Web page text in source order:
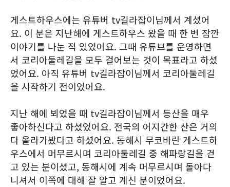
게스트하우스에는 유튜버 tv길라잡이님께서 계셨어
요. 이 분은 지난해에 게스트하우스 왔을 때 한 번 잠깐
이야기를 나눈 적 있었어요. 그때 유튜브를 운영하면
서 코리아둘레길을 모두 걸어보는 것이 목표라고 하셨
었어요. 아직 유튜버 tv길라잡이님께서 코리아둘레길
을 시작하기 전이었어요.
지난 해에 뵈었을 때 tv길라잡이님께서 등산을 매우
좋아하신다고 하셨었어요. 전국의 어지간한 산은 거의
다 올라가봤다고 하셨어요. 동해시 무코바란 게스트하
우스에서 머무르시며 코리아둘레길 중 해파랑길을 걷
고 있는 분이셨고, 동해시에 계속 머무르시며 돌아다
니셔서 이쪽에 대해 잘 알고 계신 분이었어요.